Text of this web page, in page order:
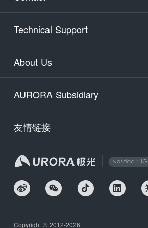
Technical Support
About Us
AURORA Subsidiary
友情链接
Copyright © 2012-2026